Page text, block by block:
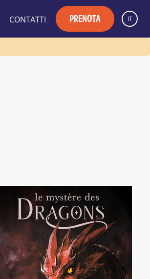
CONTATTI PRENOTA IT